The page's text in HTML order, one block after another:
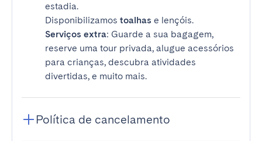
estadia.
Disponibilizamos toalhas e lençóis.
Serviços extra: Guarde a sua bagagem,
reserve uma tour privada, alugue acessórios
para crianças, descubra atividades
divertidas, e muito mais.
Política de cancelamento